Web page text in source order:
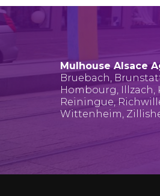
Mulhouse Alsace
Bruebach,
Hombourg, Illzach,
Reiningue,
Wittenheim,